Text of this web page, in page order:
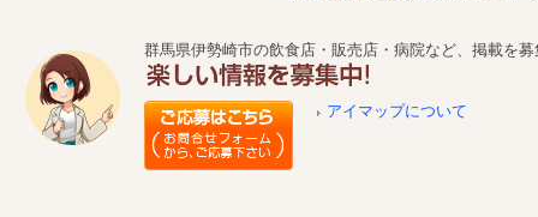
群馬県伊勢崎市の飲食店・販売店・病院など、掲載を
アイマップについて